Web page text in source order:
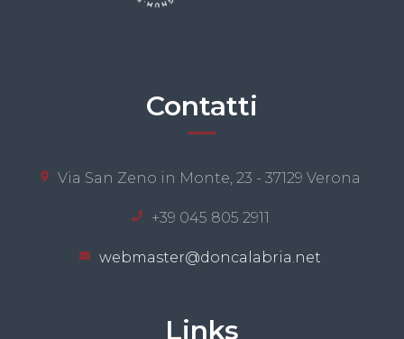
Contatti
Via San Zeno in Monte, 23 - 37129 Verona
+39 045 805 2911
webmaster@doncalabria.net
Links